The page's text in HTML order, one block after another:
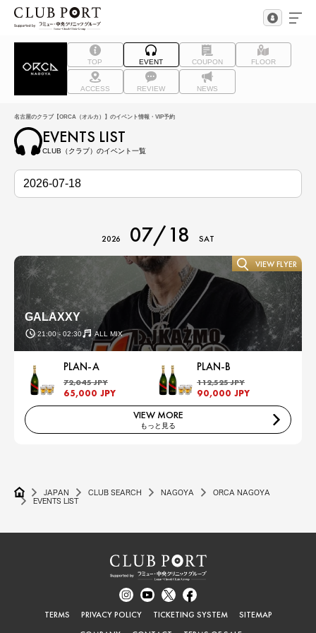
TOP EVENT COUPON FLOOR
ACCESS REVIEW NEWS
名古屋のクラブ【ORCA（オルカ）】のイベント情報・VIP予約
EVENTS LIST
CLUB（クラブ）のイベント一覧
2026 07/18 SAT
GALAXXY
21:00 - 02:30 ALL MIX
VIEW FLYER
PLAN-A
72,045 JPY
65,000 JPY
PLAN-B
112,525 JPY
90,000 JPY
VIEW MORE
もっと見る
JAPAN CLUB SEARCH NAGOYA
ORCA NAGOYA
EVENTS LIST
TERMS PRIVACY POLICY TICKETING SYSTEM
SITEMAP